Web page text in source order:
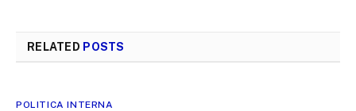
RELATED POSTS
POLITICA INTERNA